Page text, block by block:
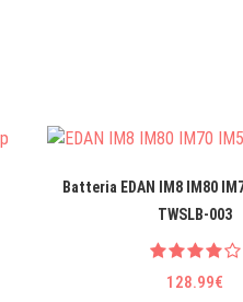
Batteria EDAN IM8 IM80
TWSLB-003
128.99€